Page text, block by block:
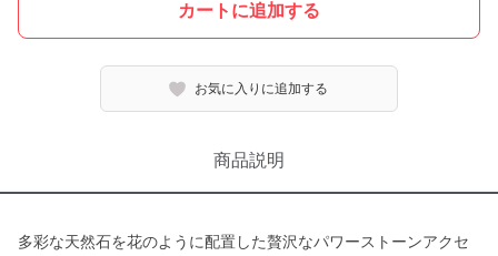
カートに追加する
お気に入りに追加する
商品説明
多彩な天然石を花のように配置した贅沢なパワーストーンアクセ